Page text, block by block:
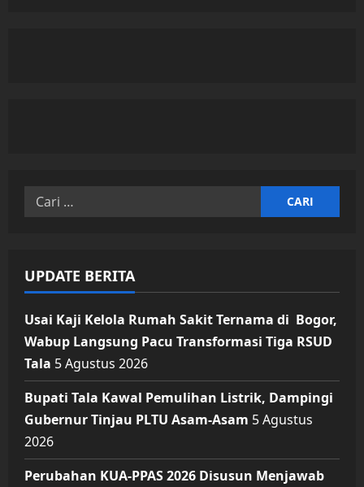
Cari
UPDATE BERITA
Usai Kaji Kelola Rumah Sakit Ternama di Bogor,
Wabup Langsung Pacu Transformasi Tiga RSUD
Tala 5 Agustus 2026
Bupati Tala Kawal Pemulihan Listrik, Dampingi
Gubernur Tinjau PLTU Asam-Asam 5 Agustus
2026
Perubahan KUA-PPAS 2026 Disusun Menjawab